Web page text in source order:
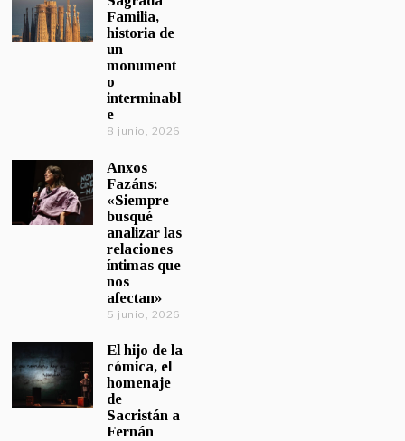
Familia,
historia de
un
monument
o
interminabl
e
8 junio, 2026
Anxos
Fazáns:
«Siempre
busqué
analizar las
relaciones
íntimas que
nos
afectan»
5 junio, 2026
El hijo de la
cómica, el
homenaje
de
Sacristán a
Fernán